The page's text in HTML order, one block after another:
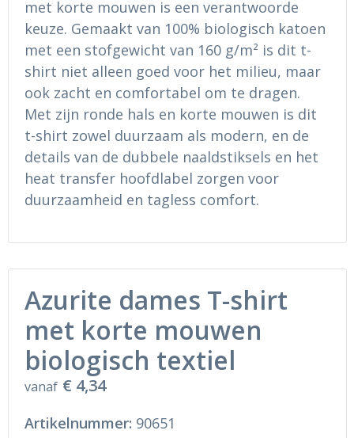
Ondergoed en Sokken
Regenkleding
Gereedschap
Schoenen
Hoofdbescherming
Gehoorbescherming
Ademhalingsbescherming
Sokken en Nachtkleding
Regenkleding
Schoenen
Gilets
met korte mouwen is een verantwoorde
keuze. Gemaakt van 100% biologisch katoen
met een stofgewicht van 160 g/m² is dit t-
shirt niet alleen goed voor het milieu, maar
ook zacht en comfortabel om te dragen.
Met zijn ronde hals en korte mouwen is dit
t-shirt zowel duurzaam als modern, en de
details van de dubbele naaldstiksels en het
heat transfer hoofdlabel zorgen voor
duurzaamheid en tagless comfort.
Azurite dames T-shirt
met korte mouwen
biologisch textiel
vanaf € 4,34
Artikelnummer: 90651